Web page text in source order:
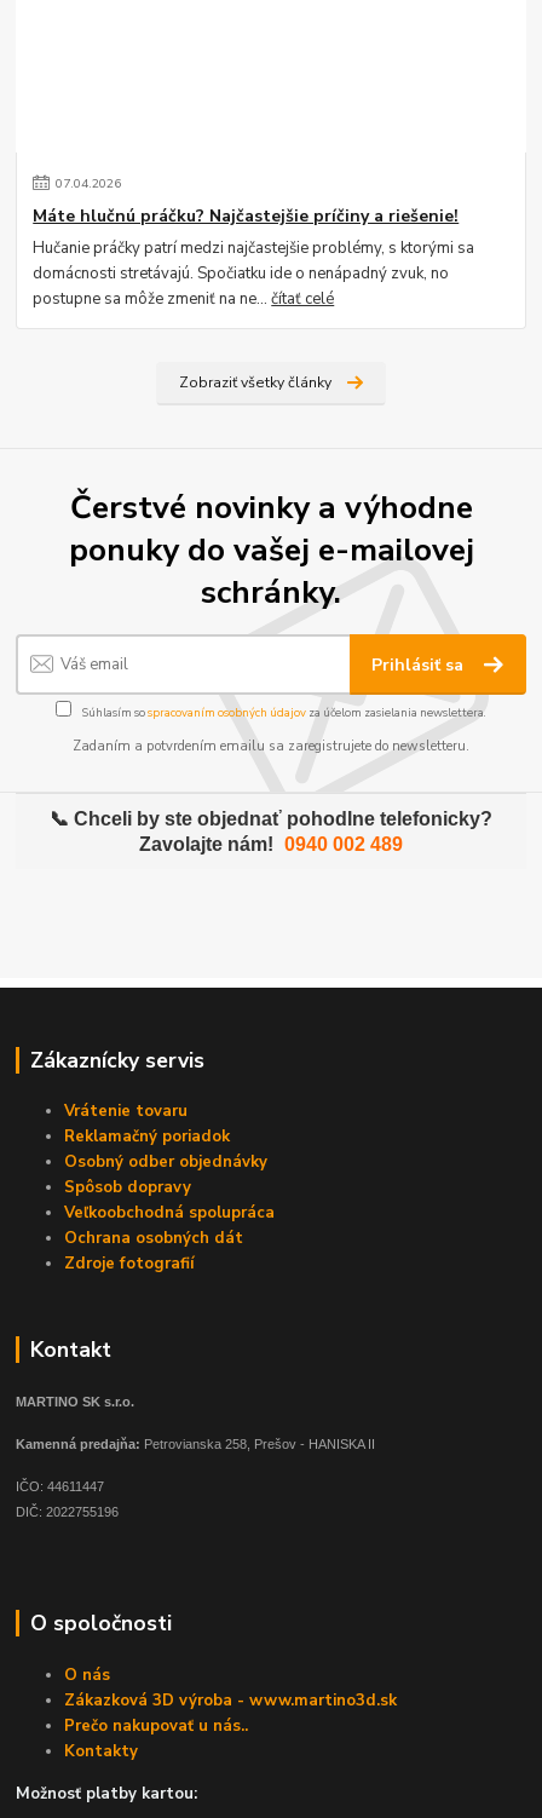
07.04.2026
Máte hlučnú práčku? Najčastejšie príčiny a riešenie!
Hučanie práčky patrí medzi najčastejšie problémy, s ktorými sa
domácnosti stretávajú. Spočiatku ide o nenápadný zvuk, no
postupne sa môže zmeniť na ne...čítať celé
Zobraziť všetky články
Čerstvé novinky a výhodne
ponuky do vašej e-mailovej
schránky.
Prihlásiť sa
Súhlasím sospracovaním osobných údajov za účelom zasielania newslettera.
Zadaním a potvrdením emailu sa zaregistrujete do newsletteru.
📞 Chceli by ste objednať pohodlne telefonicky?
Zavolajte nám! 0940 002 489
Zákaznícky servis
Vrátenie tovaru
Reklamačný poriadok
Osobný odber objednávky
Spôsob dopravy
Veľkoobchodná spolupráca
Ochrana osobných dát
Zdroje fotografií
Kontakt
MARTINO SK s.r.o.
Kamenná predajňa: Petrovianska 258, Prešov - HANISKA II
IČO: 44611447
DIČ: 2022755196
O spoločnosti
O nás
Zákazková 3D výroba - www.martino3d.sk
Prečo nakupovať u nás..
Kontakty
Možnosť platby kartou: